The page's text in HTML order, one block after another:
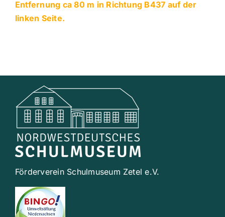
Entfernung ca 80 m in Richtung B437 auf der
linken Seite.
Förderverein Schulmuseum Zetel e.V.